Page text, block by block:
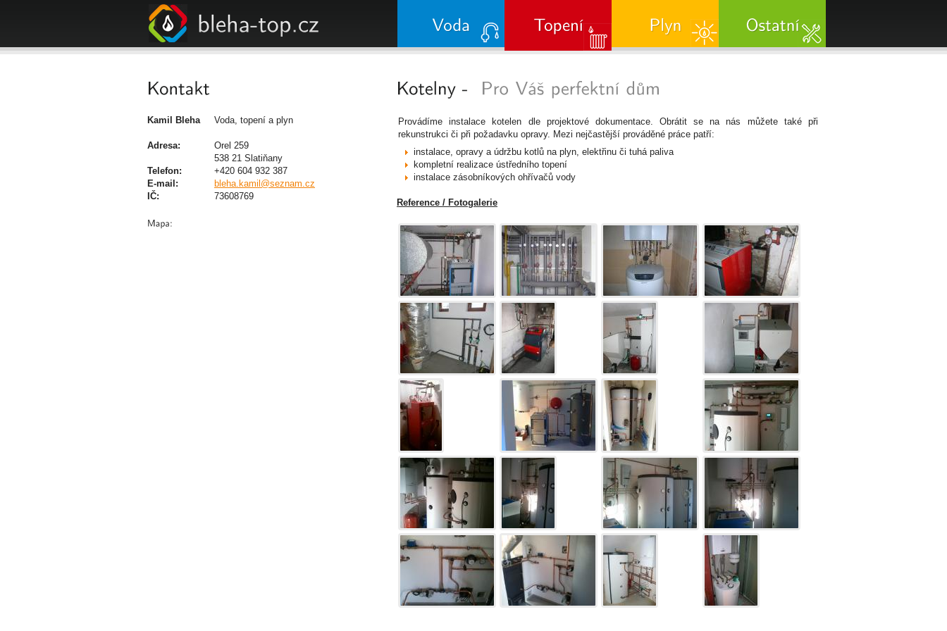
Kamil Bleha Voda, topení a plyn
Adresa:
Orel 259
538 21 Slatiňany
Telefon:
+420 604 932 387
E-mail:
bleha.kamil@seznam.cz
IČ:
73608769
Provádíme instalace kotelen dle projektové dokumentace. Obrátit se na nás můžete také při
rekunstrukci či při požadavku opravy. Mezi nejčastější prováděné práce patří:
instalace, opravy a údržbu kotlů na plyn, elektřinu či tuhá paliva
kompletní realizace ústředního topení
instalace zásobníkových ohřívačů vody
Reference / Fotogalerie